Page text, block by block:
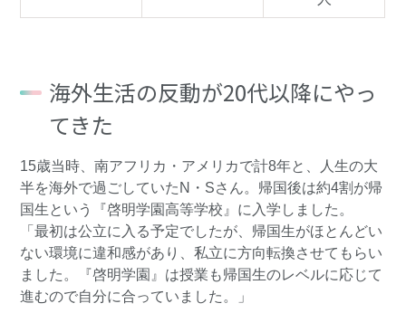
海外生活の反動が20代以降にやっ
てきた
15歳当時、南アフリカ・アメリカで計8年と、人生の大
半を海外で過ごしていたN・Sさん。帰国後は約4割が帰
国生という『啓明学園高等学校』に入学しました。
「最初は公立に入る予定でしたが、帰国生がほとんどい
ない環境に違和感があり、私立に方向転換させてもらい
ました。『啓明学園』は授業も帰国生のレベルに応じて
進むので自分に合っていました。」